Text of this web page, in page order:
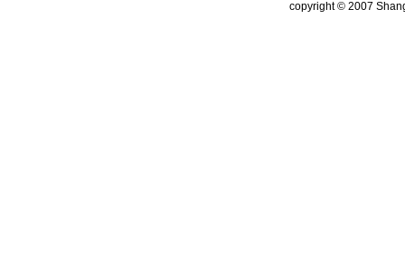
copyright © 2007